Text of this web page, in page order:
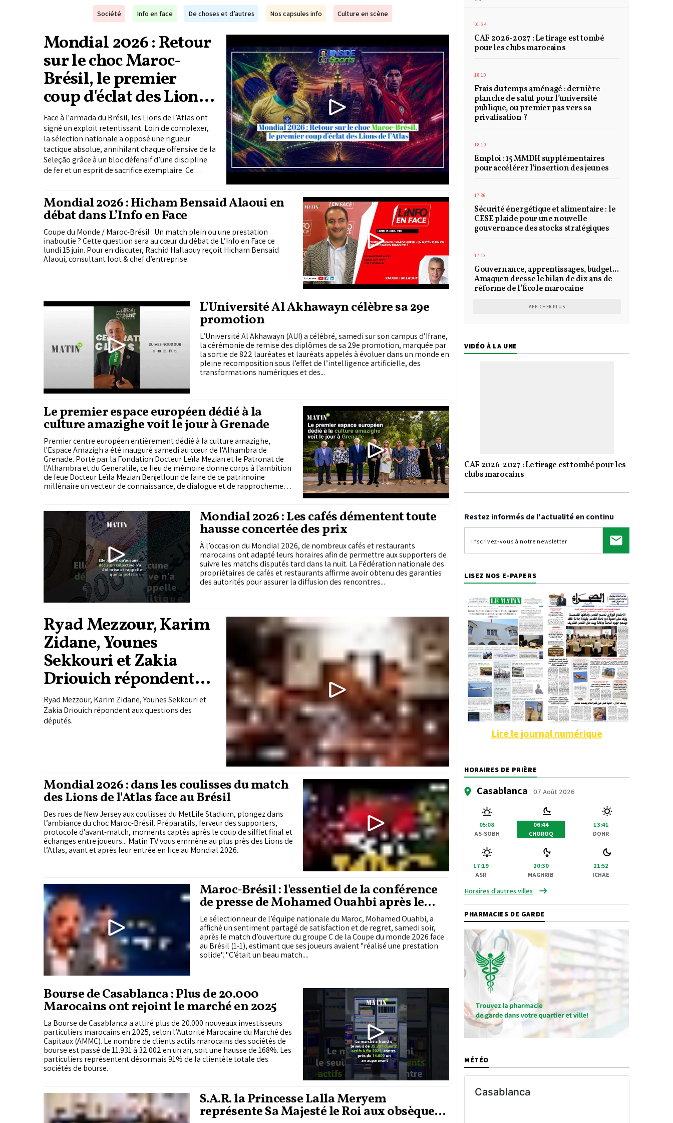
Société Info en face De choses et d’autres Nos capsules info Culture en scène
Mondial 2026 : Retour
sur le choc Maroc-
Brésil, le premier
coup d'éclat des Lions
de l'Atlas
Face à l'armada du Brésil, les Lions de l’Atlas ont
signé un exploit retentissant. Loin de complexer,
la sélection nationale a opposé une rigueur
tactique absolue, annihilant chaque offensive de la
Seleção grâce à un bloc défensif d’une discipline
de fer et un esprit de sacrifice exemplaire. Ce
fondateur et ô combien précieux...
Mondial 2026 : Hicham Bensaid Alaoui en
débat dans L’Info en Face
Coupe du Monde / Maroc-Brésil : Un match plein ou une prestation
inaboutie ? Cette question sera au cœur du débat de L’Info en Face ce
lundi 15 juin. Pour en discuter, Rachid Hallaouy reçoit Hicham Bensaid
Alaoui, consultant foot & chef d’entreprise.
L’Université Al Akhawayn célèbre sa 29e
promotion
L’Université Al Akhawayn (AUI) a célébré, samedi sur son campus d’Ifrane,
la cérémonie de remise des diplômes de sa 29e promotion, marquée par
la sortie de 822 lauréates et lauréats appelés à évoluer dans un monde en
pleine recomposition sous l’effet de l’intelligence artificielle, des
transformations numériques et des...
Le premier espace européen dédié à la
culture amazighe voit le jour à Grenade
Premier centre européen entièrement dédié à la culture amazighe,
l'Espace Amazigh a été inauguré samedi au cœur de l'Alhambra de
Grenade. Porté par la Fondation Docteur Leïla Mezian et le Patronat de
l'Alhambra et du Generalife, ce lieu de mémoire donne corps à l'ambition
de feue Docteur Leïla Mezian Benjelloun de faire de ce patrimoine
millénaire un vecteur de connaissance, de dialogue et de rapprochement
contribution amazighe à l'histoire d'Al-Andalus et à la construction de
l'espace méditerranéen. Le Matin était présent lors de cette inauguration
à Grenade.
Mondial 2026 : Les cafés démentent toute
hausse concertée des prix
À l’occasion du Mondial 2026, de nombreux cafés et restaurants
marocains ont adapté leurs horaires afin de permettre aux supporters de
suivre les matchs disputés tard dans la nuit. La Fédération nationale des
propriétaires de cafés et restaurants affirme avoir obtenu des garanties
des autorités pour assurer la diffusion des rencontres...
Ryad Mezzour, Karim
Zidane, Younes
Sekkouri et Zakia
Driouich répondent
aux questions des
députés
Ryad Mezzour, Karim Zidane, Younes Sekkouri et
Zakia Driouich répondent aux questions des
députés.
Mondial 2026 : dans les coulisses du match
des Lions de l'Atlas face au Brésil
Des rues de New Jersey aux coulisses du MetLife Stadium, plongez dans
l’ambiance du choc Maroc-Brésil. Préparatifs, ferveur des supporters,
protocole d’avant-match, moments captés après le coup de sifflet final et
échanges entre joueurs... Matin TV vous emmène au plus près des Lions de
l’Atlas, avant et après leur entrée en lice au Mondial 2026.
Maroc-Brésil : l'essentiel de la conférence
de presse de Mohamed Ouahbi après le
match
Le sélectionneur de l’équipe nationale du Maroc, Mohamed Ouahbi, a
affiché un sentiment partagé de satisfaction et de regret, samedi soir,
après le match d’ouverture du groupe C de la Coupe du monde 2026 face
au Brésil (1-1), estimant que ses joueurs avaient "réalisé une prestation
solide". "C’était un beau match....
Bourse de Casablanca : Plus de 20.000
Marocains ont rejoint le marché en 2025
La Bourse de Casablanca a attiré plus de 20.000 nouveaux investisseurs
particuliers marocains en 2025, selon l’Autorité Marocaine du Marché des
Capitaux (AMMC). Le nombre de clients actifs marocains des sociétés de
bourse est passé de 11.931 à 32.002 en un an, soit une hausse de 168%. Les
particuliers représentent désormais 91% de la clientèle totale des
sociétés de bourse.
S.A.R. la Princesse Lalla Meryem
représente Sa Majesté le Roi aux obsèques
01:24
CAF 2026-2027 : Le tirage est tombé
pour les clubs marocains
18:10
Frais du temps aménagé : dernière
planche de salut pour l’université
publique, ou premier pas vers sa
privatisation ?
18:10
Emploi : 15 MMDH supplémentaires
pour accélérer l'insertion des jeunes
17:36
Sécurité énergétique et alimentaire : le
CESE plaide pour une nouvelle
gouvernance des stocks stratégiques
17:13
Gouvernance, apprentissages, budget...
Amaquen dresse le bilan de dix ans de
réforme de l’École marocaine
AFFICHER PLUS
VIDÉO À LA UNE
CAF 2026-2027 : Le tirage est tombé pour les
clubs marocains
Restez informés de l'actualité en continu
LISEZ NOS E-PAPERS
Lire le journal numérique
HORAIRES DE PRIÈRE
Casablanca 07 Août 2026
05:08
AS-SOBH
06:44
CHOROQ
13:41
DOHR
17:19
ASR
20:30
MAGHRIB
21:52
ICHAE
Horaires d'autres villes
PHARMACIES DE GARDE
MÉTÉO
Casablanca